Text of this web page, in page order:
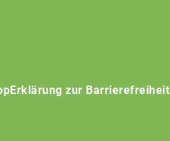
Erklärung zur Barrierefreiheit